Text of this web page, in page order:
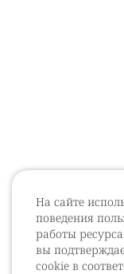
На сайте
поведения
работы
вы
cookie в